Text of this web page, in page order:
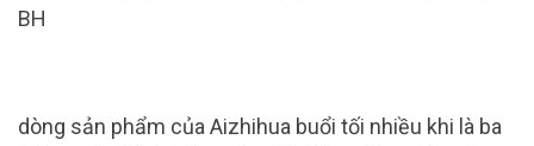
BH
dòng sản phẩm của Aizhihua buổi tối nhiều khi là ba